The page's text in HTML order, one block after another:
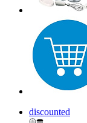
discounted